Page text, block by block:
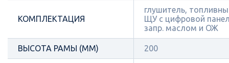
КОМПЛЕКТАЦИЯ
глушитель,
ЩУ с цифровой
запр. маслом и ОЖ
ВЫСОТА РАМЫ (ММ) 200